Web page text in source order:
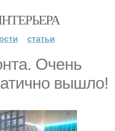
статьи
Очень
вышло!